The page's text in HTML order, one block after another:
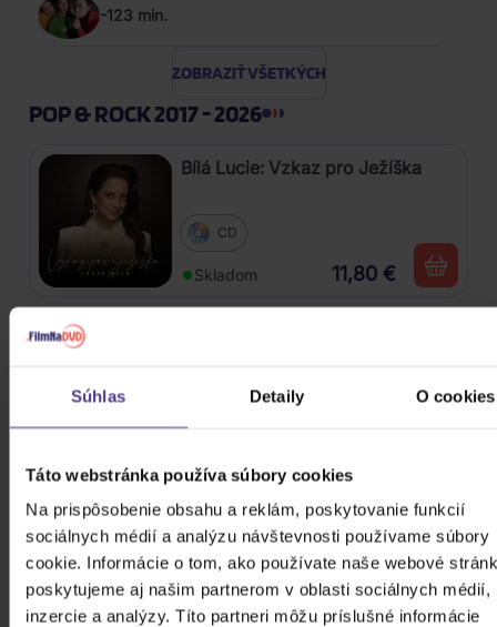
Súhlas Detaily O cookies
Táto webstránka používa súbory cookies
Na prispôsobenie obsahu a reklám, poskytovanie funkcií
sociálnych médií a analýzu návštevnosti používame súbory
cookie. Informácie o tom, ako používate naše webové
poskytujeme aj našim partnerom v oblasti sociálnych médií,
inzercie a analýzy. Títo partneri môžu príslušné informácie
-123 min.
ZOBRAZIŤ VŠETKÝCH
POP & ROCK 2017 - 2026
Bílá Lucie: Vzkaz pro Ježíška
CD
Skladom 11,80 €
Harlej: Best Of 30 let (2006 -
2025) Part 2
CD
Skladom 12,20 €